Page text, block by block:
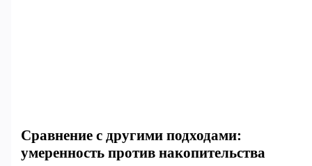
Сравнение с другими подходами:
умеренность против накопительства